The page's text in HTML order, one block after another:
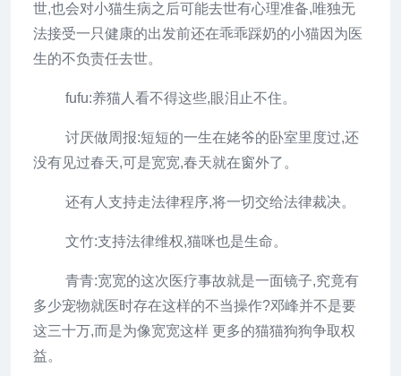
世,也会对小猫生病之后可能去世有心理准备,唯独无
法接受一只健康的出发前还在乖乖踩奶的小猫因为医
生的不负责任去世。
fufu:养猫人看不得这些,眼泪止不住。
讨厌做周报:短短的一生在姥爷的卧室里度过,还
没有见过春天,可是宽宽,春天就在窗外了。
还有人支持走法律程序,将一切交给法律裁决。
文竹:支持法律维权,猫咪也是生命。
青青:宽宽的这次医疗事故就是一面镜子,究竟有
多少宠物就医时存在这样的不当操作?邓峰并不是要
这三十万,而是为像宽宽这样 更多的猫猫狗狗争取权
益。